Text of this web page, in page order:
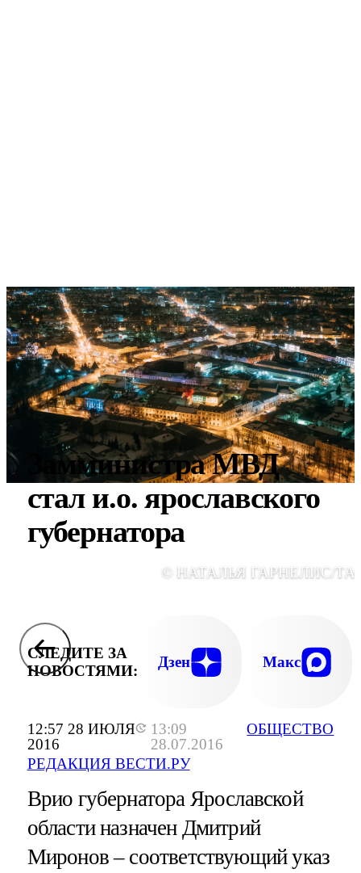
12:57 28 ИЮЛЯ
2016
13:09
28.07.2016
РЕДАКЦИЯ ВЕСТИ.РУ
ОБЩЕСТВО
Замминистра МВД
стал и.о. ярославского
губернатора
© НАТАЛЬЯ ГАРНЕЛИС/
СЛЕДИТЕ ЗА
НОВОСТЯМИ:
Дзен Макс
Врио губернатора Ярославской
области назначен Дмитрий
Миронов – соответствующий указ